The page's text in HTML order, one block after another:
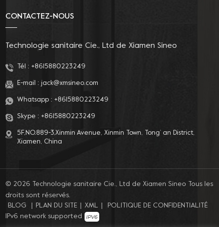
CONTACTEZ-NOUS
Technologie sanitaire Cie., Ltd de Xiamen Sineo
Tél : +8615880223249
E-mail : jack@xmsineo.com
Whatsapp : +8615880223249
Skype : +8615880223249
5F,NO.889-3,Xinmin Avenue, Xinmin Town, Tong’ an District,
Xiamen, China
© 2026 Technologie sanitaire Cie., Ltd de Xiamen Sineo Tous les
droits sont réservés.
BLOG
PLAN DU SITE XML
POLITIQUE DE CONFIDENTIALITÉ
IPv6 network supported